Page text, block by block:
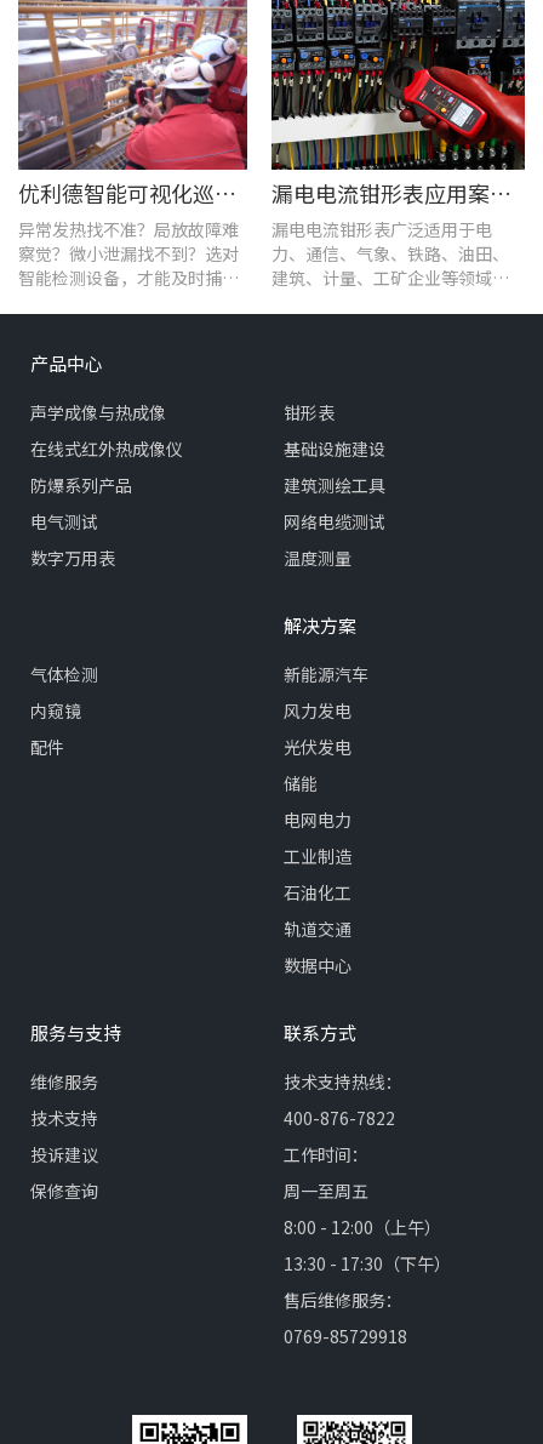
优利德智能可视化巡检方案，护航油气行业高效运维
异常发热找不准？局放故障难
察觉？微小泄漏找不到？选对
智能检测设备，才能及时捕捉
漏电电流钳形表应用案例：电气设备检测
漏电电流钳形表广泛适用于电
力、通信、气象、铁路、油田、
建筑、计量、工矿企业等领域的
产品中心
声学成像与热成像
在线式红外热成像仪
防爆系列产品
电气测试
数字万用表
钳形表
基础设施建设
建筑测绘工具
网络电缆测试
温度测量
气体检测
内窥镜
配件
解决方案
新能源汽车
风力发电
光伏发电
储能
电网电力
工业制造
石油化工
轨道交通
数据中心
服务与支持
维修服务
技术支持
投诉建议
保修查询
联系方式
技术支持热线：
400-876-7822
工作时间：
周一至周五
8:00 - 12:00（上午）
13:30 - 17:30（下午）
售后维修服务：
0769-85729918